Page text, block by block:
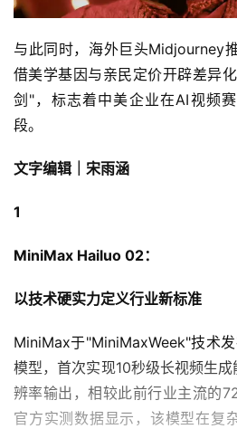
与此同时，海外巨头Midjourney
借美学基因与亲民定价开辟差异
剑"，标志着中美企业在AI视频
段。
文字编辑｜宋雨涵
1
MiniMax Hailuo 02：
以技术硬实力定义行业新标准
MiniMax于"MiniMaxWeek"技术
模型，首次实现10秒级长视频生
辨率输出，相较此前行业主流的
官方实测数据显示，该模型在复